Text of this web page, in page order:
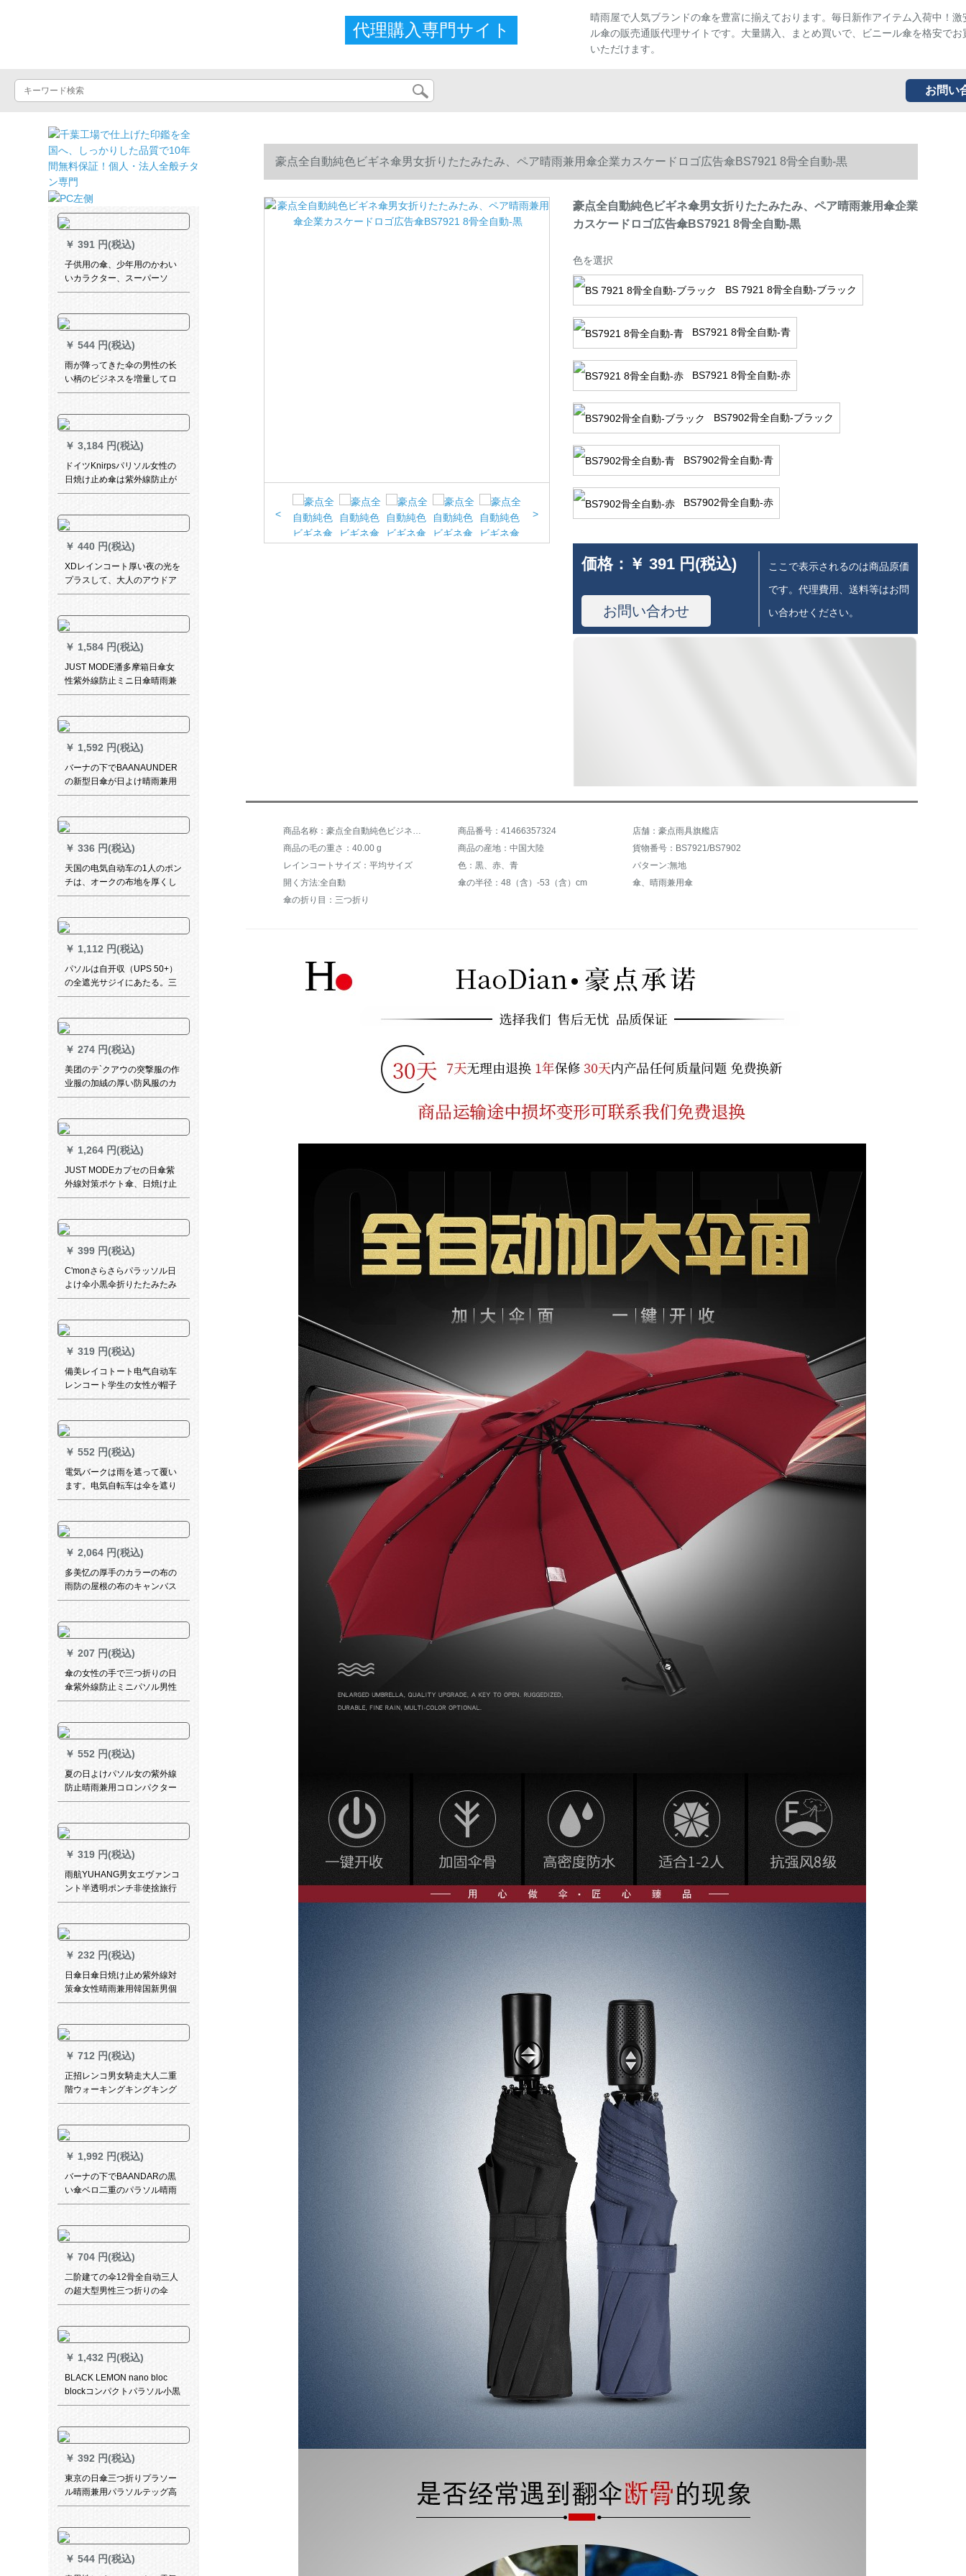
代理購入専門サイト
晴雨屋で人気ブランドの傘を豊富に揃えております。毎日新作アイテム入荷中！激
ル傘の販売通販代理サイトです。大量購入、まとめ買いで、ビニール傘を格安でお
いただけます。
お問い
￥ 391 円(税込)
子供用の傘、少年用のかわい
いカラクター、スーパーソ
ル、少年用パソル、警察長46
￥ 544 円(税込)
雨が降ってきた伞の男性の长
い柄のビジネスを増量してロ
ゴを印刷して自动的に2人を风
す。
￥ 3,184 円(税込)
ドイツKnirpsパリソル女性の
日焼け止め傘は紫外線防止が
非常に強いですので、三つ折
黒いゴムの傘を開けて置きま
す。
￥ 440 円(税込)
XDレインコート厚い夜の光を
プラスして、大人のアウドア
男女のカープが単で歩く电気
￥ 1,584 円(税込)
JUST MODE潘多摩箱日傘女
性紫外線防止ミニ日傘晴雨兼
用傘防水パラソル軽さ折りた
￥ 1,592 円(税込)
バーナの下でBAANAUNDER
の新型日傘が日よけ晴雨兼用
傘折りたみ傘ポケッティング
￥ 336 円(税込)
天国の电気自动车の1人のポン
チは、オークの布地を厚くし
て、男女の防水ポンチはロゴ
ることです。
￥ 1,112 円(税込)
パソルは自开収（UPS 50+）
の全遮光サジイにあたる。三
折の晴雨兼用傘です。
￥ 274 円(税込)
美团のテ`クアウの突撃服の作
业服の加絨の厚い防风服のカ
スタスメズの外装の冬の外套
レンズスの平均サイズスはLを
调节することとなります。
￥ 1,264 円(税込)
JUST MODEカプセの日傘紫
外線対策ポケト傘、日焼け止
めパソル、女性の破片嵐
￥ 399 円(税込)
C'monさらさらパラッソル日
よけ伞小黒伞折りたたみたみ
晴雨兼用日伞女性紫外线対策
￥ 319 円(税込)
備美レイコトート电气自动车
レンコート学生の女性が帽子
のつばさを透過しているレイ
XL
￥ 552 円(税込)
電気バークは雨を遮って覆い
ます。电気自転车は伞を遮り
ます。电気自动车は日伞を遮
￥ 2,064 円(税込)
多美忆の厚手のカラーの布の
雨防の屋根の布のキャンバス
のPVC防水の雨幌の布の油布
雨よけの布の6メ-トル*10メ-
トル
￥ 207 円(税込)
傘の女性の手で三つ折りの日
傘紫外線防止ミニパソル男性
の超軽量創意的な顔猫の黒い
兼用傘の大きな顔の猫
￥ 552 円(税込)
夏の日よけパソル女の紫外線
防止晴雨兼用コロンパクター
折りたたみたミニ超軽量カプ
￥ 319 円(税込)
雨航YUHANG男女エヴァンコ
ント半透明ポンチ非使捨旅行
アウドアレンコントレイント
のバーグM号
￥ 232 円(税込)
日傘日傘日焼け止め紫外線対
策傘女性晴雨兼用韓国新男個
性創意潮流星空傘星空
￥ 712 円(税込)
正招レンコ男女騎走大人二重
階ウォーキングキングキング
コート黒L【身長165-17に適
￥ 1,992 円(税込)
バーナの下でBAANDARの黒
い傘ベロ二重のパラソル晴雨
両用の焦げたパソル紫外線防
日焼け止め傘印麦
￥ 704 円(税込)
二阶建ての伞12骨全自动三人
の超大型男性三つ折りの伞
1.26 m折りたたみの日伞に女
オーダメールLOGO纯黒骨补
强强风1.26 m雨止め(2-3人)
￥ 1,432 円(税込)
BLACK LEMON nano bloc
blockコンパクトパラソル小黒
パソル黒スエド折られた畳傘
￥ 392 円(税込)
東京の日傘三つ折りプラソー
ル晴雨兼用パラソルテッグ高
効率日烧け防止紫外線防止パ
￥ 544 円(税込)
豪点全自動純色ビギネ傘男女折りたたみたみ、ペア晴雨兼用傘企業カスケードロゴ広告傘BS7921 8骨全自動-黒
< >
豪点全自動純色ビギネ傘男女折りたたみたみ、ペア晴雨兼用傘企業
カスケードロゴ広告傘BS7921 8骨全自動-黒
色を選択
BS 7921 8骨全自動-ブラック
BS7921 8骨全自動-青
BS7921 8骨全自動-赤
BS7902骨全自動-ブラック
BS7902骨全自動-青
BS7902骨全自動-赤
価格： ￥ 391 円(税込)
お問い合わせ
ここで表示されるのは商品原価
です。代理費用、送料等はお問
い合わせください。
商品番号：41466357324
店舗：豪点雨具旗艦店
商品の毛の重さ：40.00 g
商品の産地：中国大陸
貨物番号：BS7921/BS7902
レインコートサイズ：平均サイズ
色：黒、赤、青
パターン:無地
開く方法:全自動
傘の半径：48（含）-53（含）cm
傘、晴雨兼用傘
傘の折り目：三つ折り